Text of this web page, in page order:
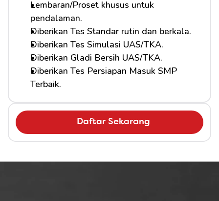
Daftar Sekarang
Lembaran/Proset khusus untuk
pendalaman.
Diberikan Tes Standar rutin dan berkala.
Diberikan Tes Simulasi UAS/TKA.
Diberikan Gladi Bersih UAS/TKA.
Diberikan Tes Persiapan Masuk SMP
Terbaik.